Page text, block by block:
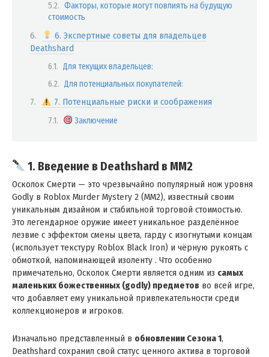
Факторы, которые могут повлиять на будущую
стоимость
6. Экспертные советы для владельцев
Deathshard
Для текущих владельцев:
Для потенциальных покупателей:
7. Потенциальные риски и соображения
Заключение
1. Введение в Deathshard в MM2
Осколок Смерти — это чрезвычайно популярный нож уровня
Godly в Roblox Murder Mystery 2 (MM2), известный своим
уникальным дизайном и стабильной торговой стоимостью.
Это легендарное оружие имеет уникальное разделённое
лезвие с эффектом смены цвета, гарду с изогнутыми концам
(использует текстуру Roblox Black Iron) и чёрную рукоять с
обмоткой, напоминающей изоленту . Что особенно
примечательно, Осколок Смерти является одним из самых
маленьких божественных (godly) предметов во всей игре,
что добавляет ему уникальной привлекательности среди
коллекционеров и игроков.
Изначально представленный в обновлении Сезона 1,
Deathshard сохранил свой статус ценного актива в торговой